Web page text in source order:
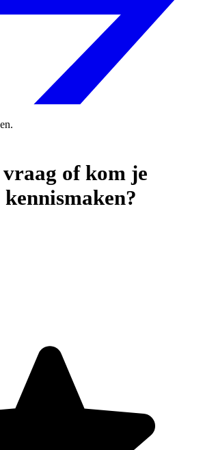
vraag of kom je
kennismaken?